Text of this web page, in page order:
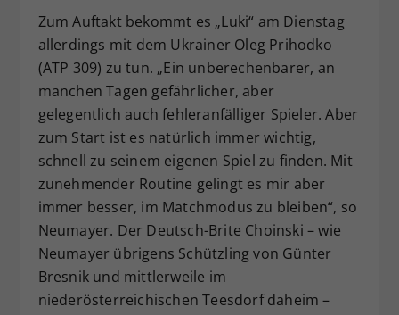
Zum Auftakt bekommt es „Luki“ am Dienstag
allerdings mit dem Ukrainer Oleg Prihodko
(ATP 309) zu tun. „Ein unberechenbarer, an
manchen Tagen gefährlicher, aber
gelegentlich auch fehleranfälliger Spieler. Aber
zum Start ist es natürlich immer wichtig,
schnell zu seinem eigenen Spiel zu finden. Mit
zunehmender Routine gelingt es mir aber
immer besser, im Matchmodus zu bleiben“, so
Neumayer. Der Deutsch-Brite Choinski – wie
Neumayer übrigens Schützling von Günter
Bresnik und mittlerweile im
niederösterreichischen Teesdorf daheim –